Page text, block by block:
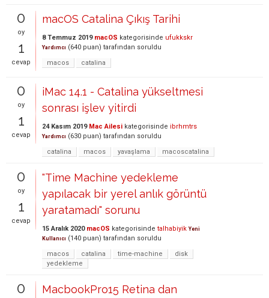
0
oy
1
cevap
macOS Catalina Çıkış Tarihi
8 Temmuz 2019 macOS kategorisinde ufukkskr
Yardımcı (640 puan) tarafından soruldu
macos
catalina
0
oy
1
cevap
iMac 14.1 - Catalina yükseltmesi
sonrası işlev yitirdi
24 Kasım 2019 Mac Ailesi kategorisinde ibrhmtrs
Yardımcı (630 puan) tarafından soruldu
catalina
macos yavaşlama macoscatalina
0
oy
1
cevap
"Time Machine yedekleme
yapılacak bir yerel anlık görüntü
yaratamadı" sorunu
15 Aralık 2020 macOS kategorisinde talhabiyik Yeni
Kullanıcı (140 puan) tarafından soruldu
macos
catalina time-machine
disk
yedekleme
0
MacbookPro15 Retina dan